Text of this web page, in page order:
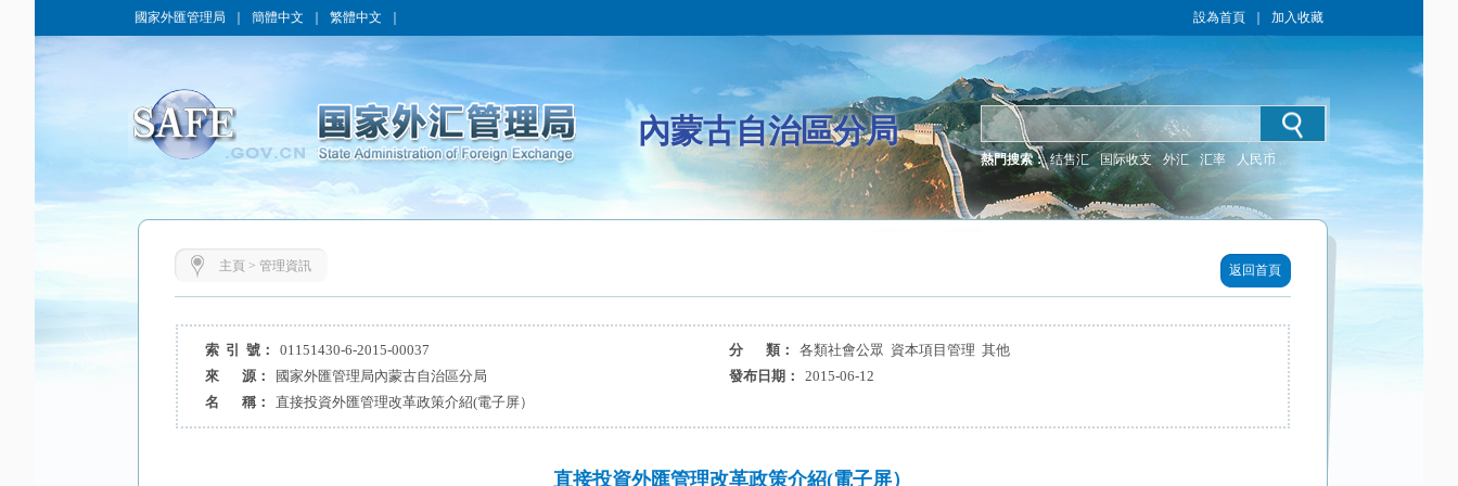
國家外匯管理局 簡體中文 繁體中文 設為首頁 加入收藏
內蒙古自治區分局
熱門搜索： 结售汇 国际收支 外汇 汇率 人民币
主頁 > 管理資訊 返回首頁
索 引 號： 01151430-6-2015-00037 分 類：
各類社會公眾 資本項目管理 其他
來 源：
國家外匯管理局內蒙古自治區分局 發布日期：
2015-06-12
名 稱：
直接投資外匯管理改革政策介紹(電子屏）
直接投資外匯管理改革政策介紹(電子屏）